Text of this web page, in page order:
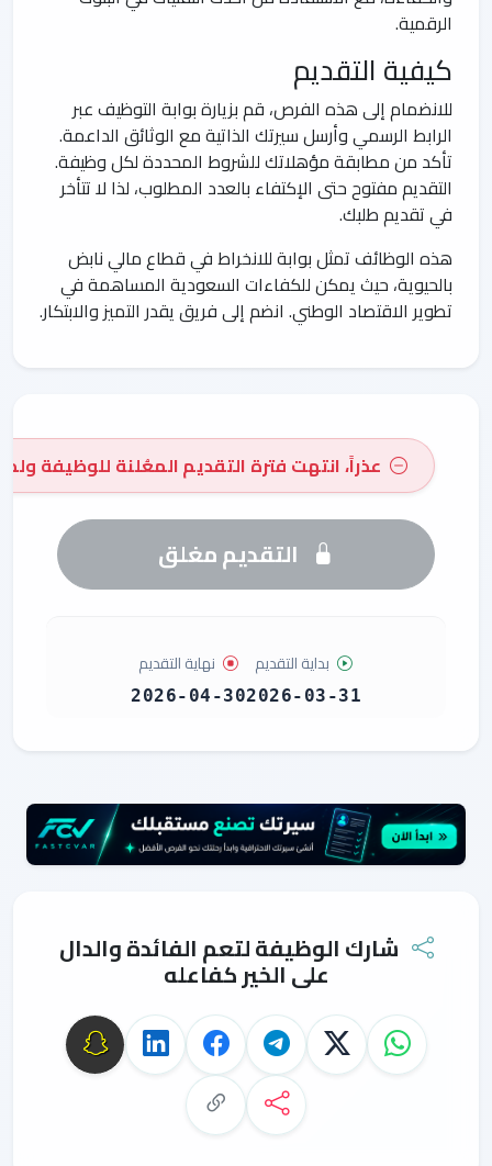
الرقمية.
كيفية التقديم
للانضمام إلى هذه الفرص، قم بزيارة بوابة التوظيف عبر
الرابط الرسمي وأرسل سيرتك الذاتية مع الوثائق الداعمة.
تأكد من مطابقة مؤهلاتك للشروط المحددة لكل وظيفة.
التقديم مفتوح حتى الإكتفاء بالعدد المطلوب، لذا لا تتأخر
في تقديم طلبك.
هذه الوظائف تمثل بوابة للانخراط في قطاع مالي نابض
بالحيوية، حيث يمكن للكفاءات السعودية المساهمة في
تطوير الاقتصاد الوطني. انضم إلى فريق يقدر التميز والابتكار.
عذراً، انتهت فترة التقديم المعُلنة للوظيفة
التقديم مغلق
بداية التقديم
2026-03-31
نهاية التقديم
2026-04-30
شارك الوظيفة لتعم الفائدة والدال
على الخير كفاعله